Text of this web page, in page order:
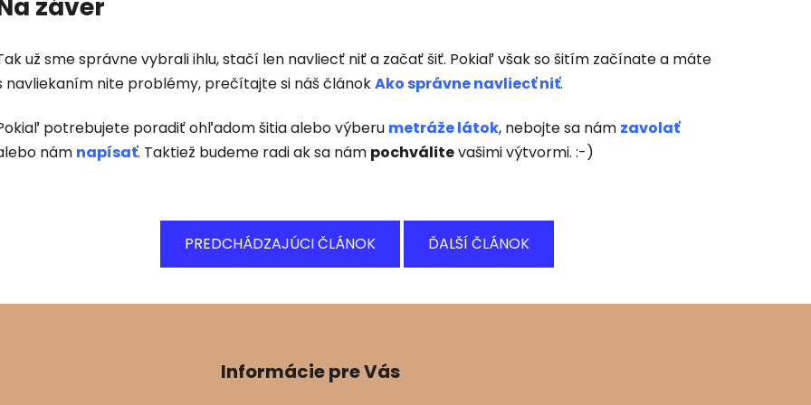
záver
už sme správne vybrali ihlu, stačí len navliecť niť a začať šiť. Pokiaľ však so šitím začínate a máte
navliekaním nite problémy, prečítajte si náš článokAko správne navliecť niť.
potrebujete poradiť ohľadom šitia alebo výberu metráže látok, nebojte sa nám zavolať
nám napísať. Taktiež budeme radi ak sa nám pochválitevašimi výtvormi. :-)
PREDCHÁDZAJÚCI ČLÁNOK ĎALŠÍ ČLÁNOK
Informácie pre Vás